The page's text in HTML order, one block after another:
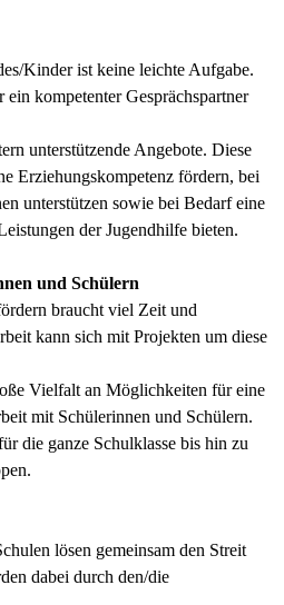
Kinder ist keine leichte Aufgabe.
kompetenter Gesprächspartner
unterstützende Angebote. Diese
Erziehungskompetenz fördern, bei
unterstützen sowie bei Bedarf eine
der Jugendhilfe bieten.
und Schülern
braucht viel Zeit und
kann sich mit Projekten um diese
Vielfalt an Möglichkeiten für eine
mit Schülerinnen und Schülern.
die ganze Schulklasse bis hin zu
lösen gemeinsam den Streit
dabei durch den/die